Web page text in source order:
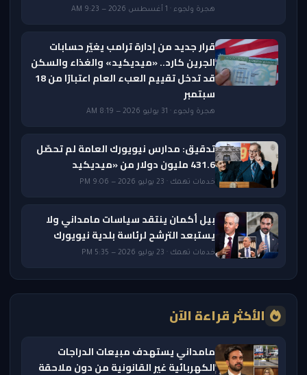
هجرة ولجوء · 1 أغسطس 2026 — 9:23 AM
قرار جديد من إدارة ترامب يغيّر حسابات
الجرين كارد.. «ميديكيد» والغذاء والسكن
قد تدخل تقييم العبء العام اعتبارًا من 18
سبتمبر
هجرة ولجوء · 31 يوليو 2026 — 8:19 AM
تدقيق: مدارس نيويورك العامة لم تحصّل
431.6 مليون دولار من «ميديكيد
خدمات تهمك · 23 يوليو 2026 — 9:06 PM
بيل أكمان ينتقد سياسات مامداني ولا
يستبعد الترشح لرئاسة بلدية نيويورك
خدمات تهمك · 23 يوليو 2026 — 5:35 PM
الأكثر قراءة الآن
مامداني يستهدف مبيعات الدراجات
الكهربائية غير القانونية من دون ملاحقة